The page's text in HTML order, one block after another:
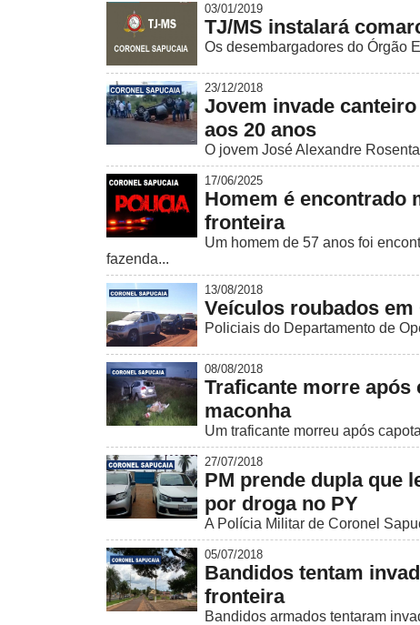
03/01/2019
TJ/MS instalará
Os desembargadores do Órgão
23/12/2018
Jovem invade
aos 20 anos
O jovem José Alexandre
17/06/2025
Homem é encontrado
fronteira
Um homem de 57 anos foi
fazenda...
13/08/2018
Veículos roubados
Policiais do Departamento de
08/08/2018
Traficante morre após
maconha
Um traficante morreu após
27/07/2018
PM prende dupla que
por droga no PY
A Polícia Militar de Coronel
05/07/2018
Bandidos tentam
fronteira
Bandidos armados tentaram